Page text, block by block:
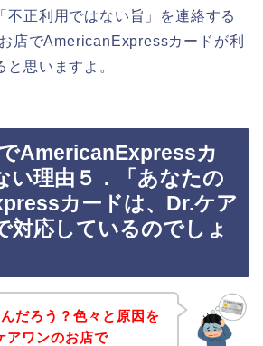
不正利用ではない旨」を連絡する
店でAmericanExpressカードが利
と思いますよ。
AmericanExpressカ
い理由５．「あなたの
カードは、Dr.ケア
対応しているのでしょ
だろう？色々と原因を
アワンのお店で